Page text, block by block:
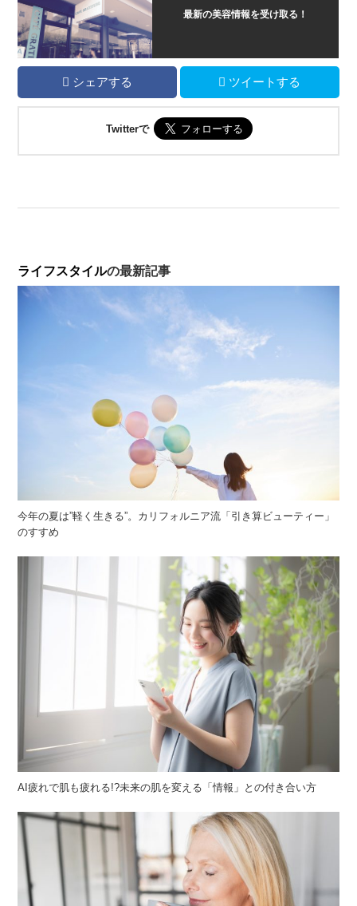
最新の美容情報を受け取る！
シェアする ツイートする
Twitterで
ライフスタイルの最新記事
今年の夏は”軽く生きる”。カリフォルニア流「引き算ビューティー」
のすすめ
AI疲れで肌も疲れる!?未来の肌を変える「情報」との付き合い方